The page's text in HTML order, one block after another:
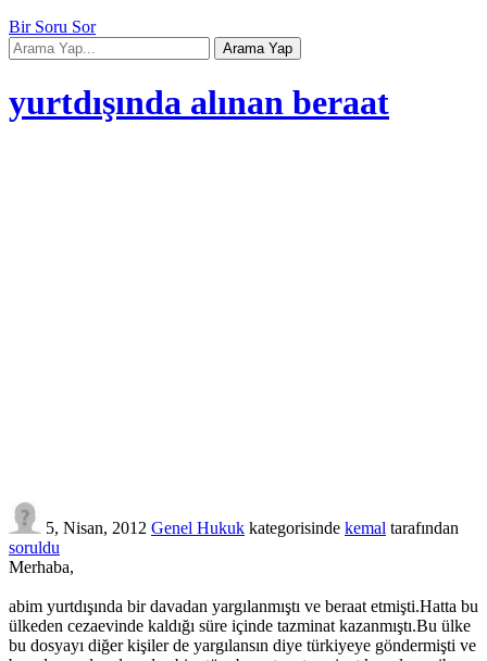
Bir Soru Sor
yurtdışında alınan beraat
5, Nisan, 2012 Genel Hukuk kategorisinde kemal tarafından
soruldu
Merhaba,
abim yurtdışında bir davadan yargılanmıştı ve beraat etmişti.Hatta bu
ülkeden cezaevinde kaldığı süre içinde tazminat kazanmıştı.Bu ülke
bu dosyayı diğer kişiler de yargılansın diye türkiyeye göndermişti ve